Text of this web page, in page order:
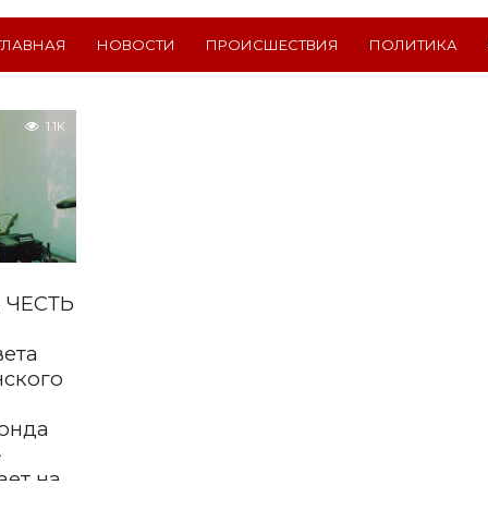
НОВОСТИ ПРОИСШЕСТВИЯ ПОЛИТИКА
1.1K
на